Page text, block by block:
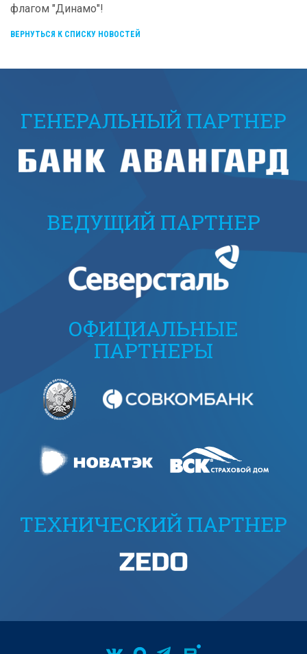
флагом "Динамо"!
ВЕРНУТЬСЯ К СПИСКУ НОВОСТЕЙ
ГЕНЕРАЛЬНЫЙ ПАРТНЕР
ВЕДУЩИЙ ПАРТНЕР
ОФИЦИАЛЬНЫЕ
ПАРТНЕРЫ
ТЕХНИЧЕСКИЙ ПАРТНЕР